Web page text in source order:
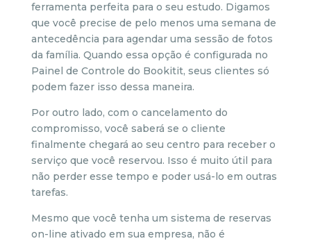
ferramenta perfeita para o seu estudo. Digamos
que você precise de pelo menos uma semana de
antecedência para agendar uma sessão de fotos
da família. Quando essa opção é configurada no
Painel de Controle do Bookitit, seus clientes só
podem fazer isso dessa maneira.
Por outro lado, com o cancelamento do
compromisso, você saberá se o cliente
finalmente chegará ao seu centro para receber o
serviço que você reservou. Isso é muito útil para
não perder esse tempo e poder usá-lo em outras
tarefas.
Mesmo que você tenha um sistema de reservas
on-line ativado em sua empresa, não é